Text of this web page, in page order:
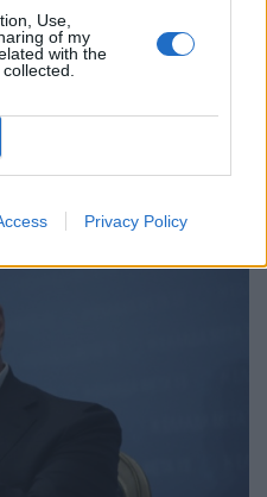
Use,
of my
with the
Privacy Policy
Η άνοδος
μια νέα